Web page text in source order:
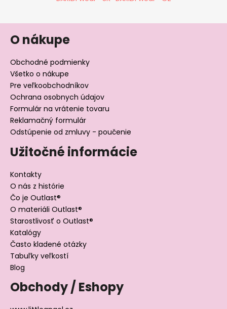
O nákupe
Obchodné podmienky
Všetko o nákupe
Pre veľkoobchodníkov
Ochrana osobnych údajov
Formulár na vrátenie tovaru
Reklamačný formulár
Odstúpenie od zmluvy - poučenie
Užitočné informácie
Kontakty
O nás z histórie
Čo je Outlast®
O materiáli Outlast®
Starostlivosť o Outlast®
Katalógy
Často kladené otázky
Tabuľky veľkostí
Blog
Obchody / Eshopy